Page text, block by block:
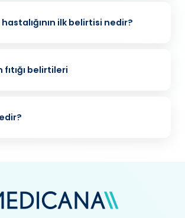
ilk belirtisi nedir?
fıtığı belirtileri